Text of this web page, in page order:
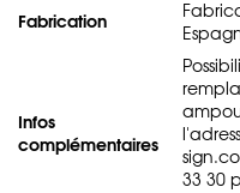
Fabrication
Infos
complémentaires
33 30